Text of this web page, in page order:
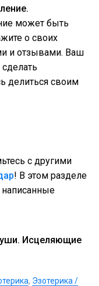
может быть
о своих
и отзывами. Ваш
делиться своим
с другими
! В этом разделе
написанные
Исцеляющие
, Эзотерика /